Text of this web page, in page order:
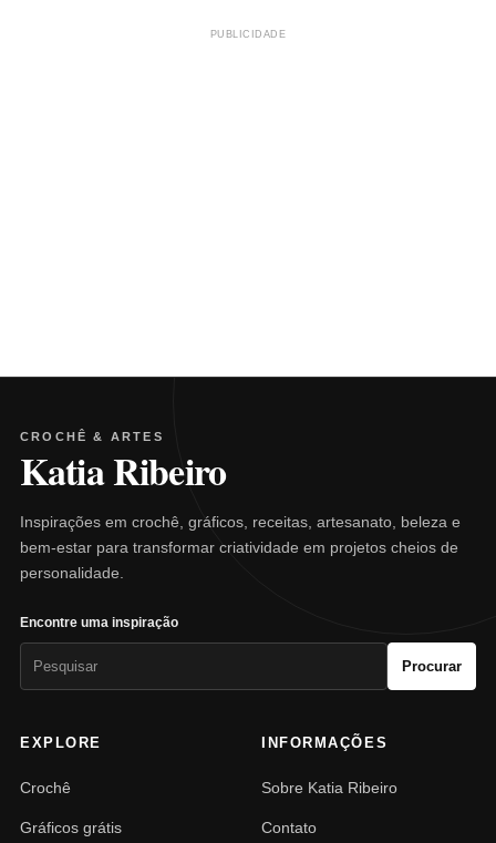
PUBLICIDADE
CROCHÊ & ARTES
Katia Ribeiro
Inspirações em crochê, gráficos, receitas, artesanato, beleza e
bem-estar para transformar criatividade em projetos cheios de
personalidade.
Encontre uma inspiração
Procurar
EXPLORE
Crochê
Gráficos grátis
INFORMAÇÕES
Sobre Katia Ribeiro
Contato